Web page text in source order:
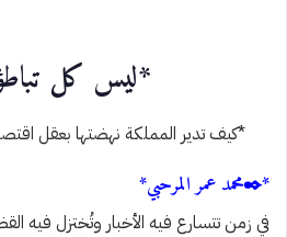
*ليس كل
*كيف تدير المملكة نهضتها بعقل
*✒️محمد عمر المرحبي*
في زمن تتسارع فيه الأخبار وتُختزل فيه